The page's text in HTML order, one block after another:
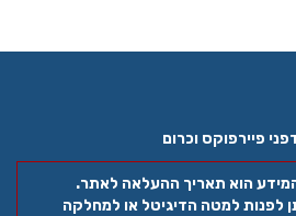
פיירפוקס וכרום
הוא תאריך ההעלאה לאתר.
לפנות למטה הדיגיטל או למחלקה